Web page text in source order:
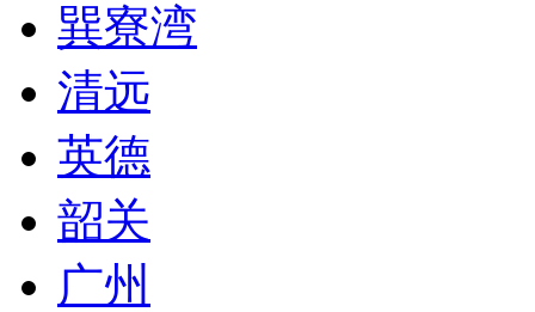
巽寮湾
清远
英德
韶关
广州